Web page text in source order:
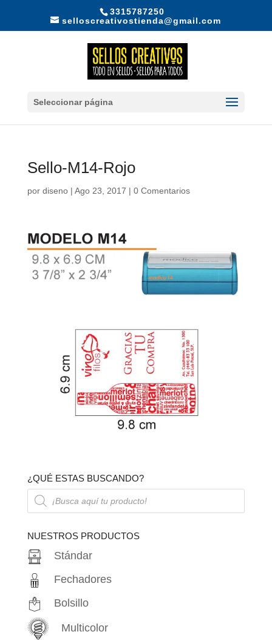
3315787250
selloscreativostienda@gmail.com
Seleccionar página
Sello-M14-Rojo
por diseno| Ago 23, 2017 | 0 Comentarios
¿QUÉ ESTAS BUSCANDO?
Búsqueda
de
productos
NUESTROS PRODUCTOS
Stándar
Fechadores
Bolsillo
Multicolor